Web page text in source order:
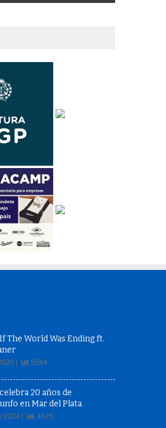
If The World Was Ending ft.
| 5594
20 años de
en Mar del Plata
2024 | 4625